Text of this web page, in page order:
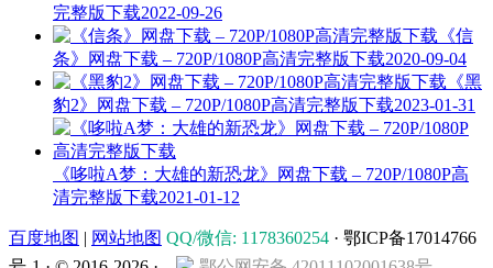
完整版下载2022-09-26
《信
条》网盘下载 – 720P/1080P高清完整版下载2020-09-04
《黑
豹2》网盘下载 – 720P/1080P高清完整版下载2023-01-31
《哆啦A梦：大雄的新恐龙》网盘下载 – 720P/1080P高
清完整版下载2021-01-12
百度地图 | 网站地图 QQ/微信: 1178360254 · 鄂ICP备17014766